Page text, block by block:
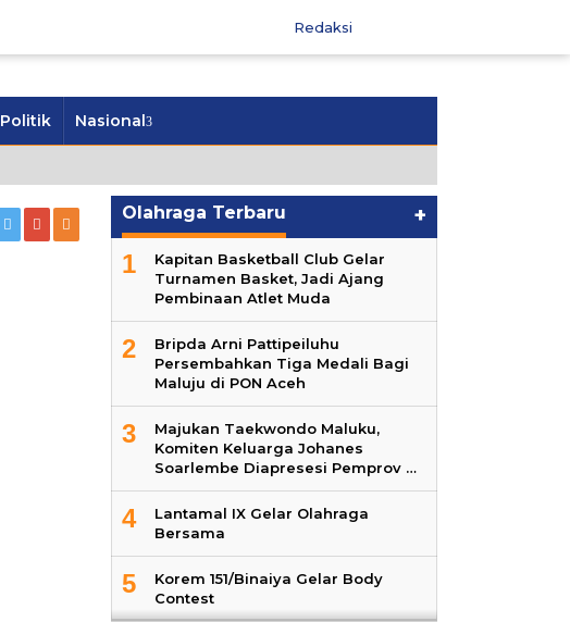
Redaksi
Politik Nasional
Olahraga Terbaru +
1
Kapitan Basketball Club Gelar
Turnamen Basket, Jadi Ajang
Pembinaan Atlet Muda
2
Bripda Arni Pattipeiluhu
Persembahkan Tiga Medali Bagi
Maluju di PON Aceh
3
Majukan Taekwondo Maluku,
Komiten Keluarga Johanes
Soarlembe Diapresesi Pemprov …
4
Lantamal IX Gelar Olahraga
Bersama
5
Korem 151/Binaiya Gelar Body
Contest